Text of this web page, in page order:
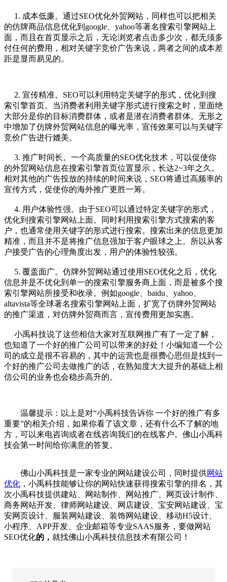
1. 成本低廉。通过SEO优化外贸网站，同样也可以把相关
的仿牌商品信息优化到google、yahoo等著名搜索引擎网站上
面，而且在首页显示之后，无论浏览者点击多少次，都无须多
付任何的费用，相对关键字竞价广告来说，两者之间的成本差
距是显而易见的。
2. 宣传精准。 SEO可以利用特定关键字的形式，优化到搜
索引擎首页。当消费者利用关键字形式进行搜索之时，里面绝
大部分是你的目标消费群体，或者是潜在消费者群体。无形之
中增加了仿牌外贸网站信息的曝光率，宣传效果可以与关键字
竞价广告进行媲美。
3. 推广时间长。一个高质量的SEO优化技术，可以促使你
的外贸网站信息在搜索引擎首页位置显示，长达2~3年之久。
相对其他的广告投放的持续的时间来说， SEO将通过高频率的
宣传方式，促使你的海外推广更胜一筹。
4. 用户体验性强。由于SEO可以通过特定关键字的形式，
优化到搜索引擎网站上面。同时利用搜索引擎方式搜索的客
户，也通常使用关键字的形式进行搜索。搜索出来的信息更加
精准，而且并不是将推广信息强加于客户眼球之上。所以从客
户接受广告的心理角度出发，用户的体验性较强。
5. 覆盖面广。仿牌外贸网站通过使用 SEO优化之后，优化
信息并是不优化到单一的搜索引擎服务商上面，而是被多个搜
索引擎网站所接受和收录。例如google、baidu、yahoo、
altavista等全球著名搜索引擎网站上面，扩宽了仿牌外贸网站
的推广渠道，对仿牌外贸商而言，宣传费用更加实惠。
小禹科技说了这些相信大家对互联网推广有了一定了解，
也知道了一个好的推广公司 可以带来的好处！小编知道一个公
司的成立是很不容易的，其中的运营也是很费心思但是找到一
个好的推广公司去做推广的话，在熟知度大大提升的基础上相
信公司的业务也会稳步高升的。
温馨提示：以上是对“小禹科技告诉你 一个好的推广有多
重要”的相关介绍，如果你看了该文章，还有什么不了解的地
方，可以来电咨询或者在线咨询我们的在线客户。佛山小禹科
技会第一时间给你满意的答复。
佛山小禹科技是一家专业的网站建设公司 ，同时提供网站
优化 ， 小禹科技能够让你的网站快速获得搜索引擎的排名，其
次小禹科技提供建站、 网站制作 网站推广 网页设计制作
商务网站开发
律师网站建设 网店建设 宝安网站建设
宝
安网页设计
服装网站建设 装饰网站建设 移动H5设计
小程序
APP开发 企业邮箱等专业SAAS服务，要做网站
SEO优化的， 就找佛山小禹科技信息技术有限公司！